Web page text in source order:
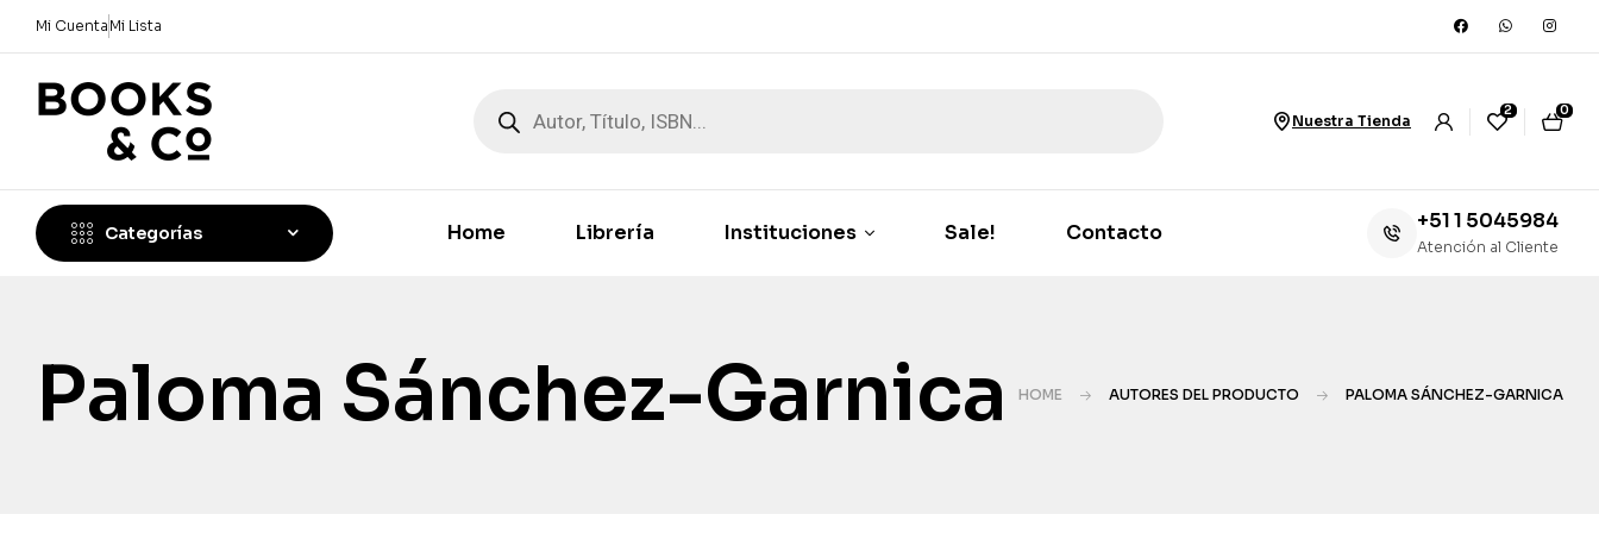
Mi Cuenta Mi Lista
Nuestra Tienda
2 0
Categorías Home Librería Instituciones Sale! Contacto +51 1 5045984
Atención al Cliente
Paloma Sánchez-Garnica HOME AUTORES DEL PRODUCTO PALOMA SÁNCHEZ-GARNICA